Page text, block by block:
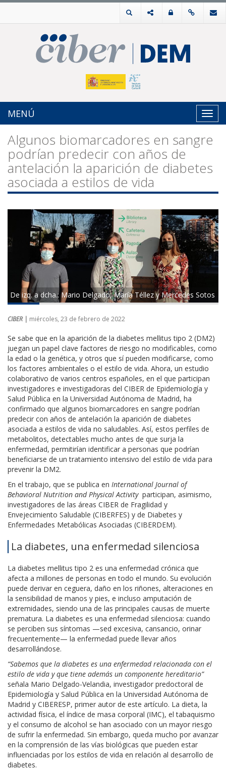
MENÚ
Algunos biomarcadores en sangre
podrían predecir con años de
antelación la aparición de diabetes
asociada a estilos de vida
De izq. a dcha.: Mario Delgado, María Téllez y Mercedes Sotos
CIBER | miércoles, 23 de febrero de 2022
Se sabe que en la aparición de la diabetes mellitus tipo 2 (DM2)
juegan un papel clave factores de riesgo no modificables, como
la edad o la genética, y otros que sí pueden modificarse, como
los factores ambientales o el estilo de vida. Ahora, un estudio
colaborativo de varios centros españoles, en el que participan
investigadores e investigadoras del CIBER de Epidemiología y
Salud Pública en la Universidad Autónoma de Madrid, ha
confirmado que algunos biomarcadores en sangre podrían
predecir con años de antelación la aparición de diabetes
asociada a estilos de vida no saludables. Así, estos perfiles de
metabolitos, detectables mucho antes de que surja la
enfermedad, permitirían identificar a personas que podrían
beneficiarse de un tratamiento intensivo del estilo de vida para
prevenir la DM2.
En el trabajo, que se publica en International Journal of
Behavioral Nutrition and Physical Activityparticipan, asimismo,
investigadores de las áreas CIBER de Fragilidad y
Envejecimiento Saludable (CIBERFES) y de Diabetes y
Enfermedades Metabólicas Asociadas (CIBERDEM).
La diabetes, una enfermedad silenciosa
La diabetes mellitus tipo 2 es una enfermedad crónica que
afecta a millones de personas en todo el mundo. Su evolución
puede derivar en ceguera, daño en los riñones, alteraciones en
la sensibilidad de manos y pies, e incluso amputación de
extremidades, siendo una de las principales causas de muerte
prematura. La diabetes es una enfermedad silenciosa: cuando
se perciben sus síntomas —sed excesiva, cansancio, orinar
frecuentemente— la enfermedad puede llevar años
desarrollándose.
“Sabemos que la diabetes es una enfermedad relacionada con el
estilo de vida y que tiene además un componente hereditario”
señala Mario Delgado-Velandia, investigador predoctoral de
Epidemiología y Salud Pública en la Universidad Autónoma de
Madrid y CIBERESP, primer autor de este artículo. La dieta, la
actividad física, el índice de masa corporal (IMC), el tabaquismo
y el consumo de alcohol se han asociado con un mayor riesgo
de sufrir la enfermedad. Sin embargo, queda mucho por avanzar
en la comprensión de las vías biológicas que pueden estar
influenciadas por los estilos de vida en relación al desarrollo de
diabetes.